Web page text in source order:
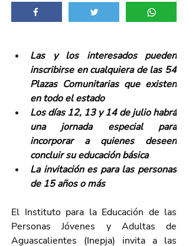
Las y los interesados pueden
inscribirse en cualquiera de las 54
Plazas Comunitarias que existen
en todo el estado
Los días 12, 13 y 14 de julio habrá
una jornada especial para
incorporar a quienes deseen
concluir su educación básica
La invitación es para las personas
de 15 años o más
El Instituto para la Educación de las
Personas Jóvenes y Adultas de
Aguascalientes (Inepja) invita a las